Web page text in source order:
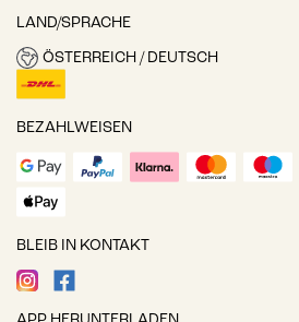
LAND/SPRACHE
ÖSTERREICH / DEUTSCH
BEZAHLWEISEN
BLEIB IN KONTAKT